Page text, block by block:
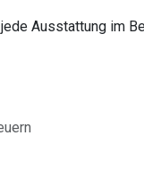
Ausstattung im